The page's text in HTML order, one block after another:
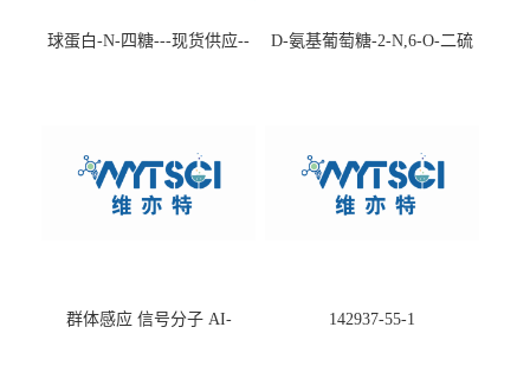
球蛋白-N-四糖---现货供应--
D-氨基葡萄糖-2-N,6-O-二硫
群体感应 信号分子 AI-
142937-55-1